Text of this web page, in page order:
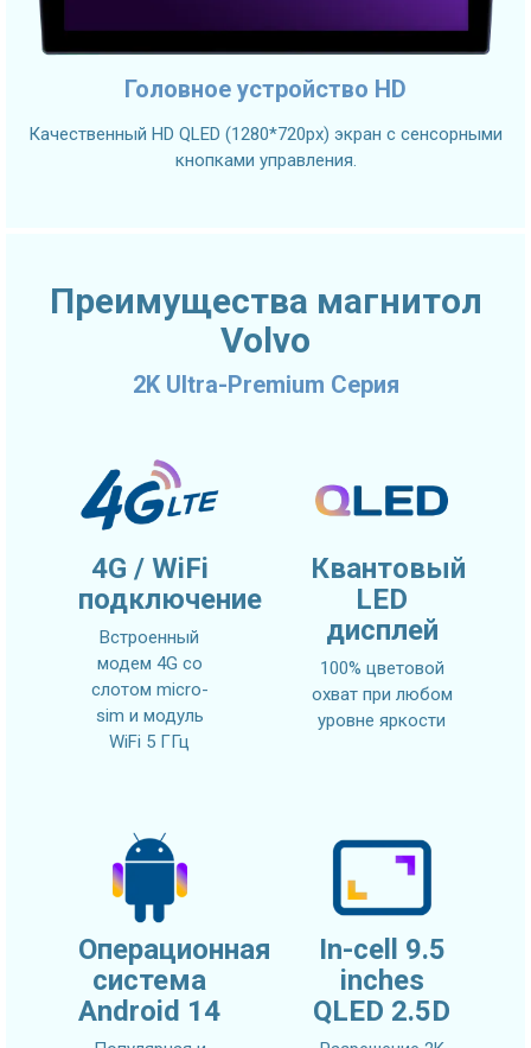
Головное устройство HD
Качественный HD QLED (1280*720px) экран с сенсорными
кнопками управления.
Преимущества магнитол
Volvo
2K Ultra-Premium Серия
4G / WiFi
подключение
Встроенный
модем 4G со
слотом micro-
sim и модуль
WiFi 5 ГГц
Квантовый
LED
дисплей
100% цветовой
охват при любом
уровне яркости
Операционная
система
Android 14
In-cell 9.5
inches
QLED 2.5D